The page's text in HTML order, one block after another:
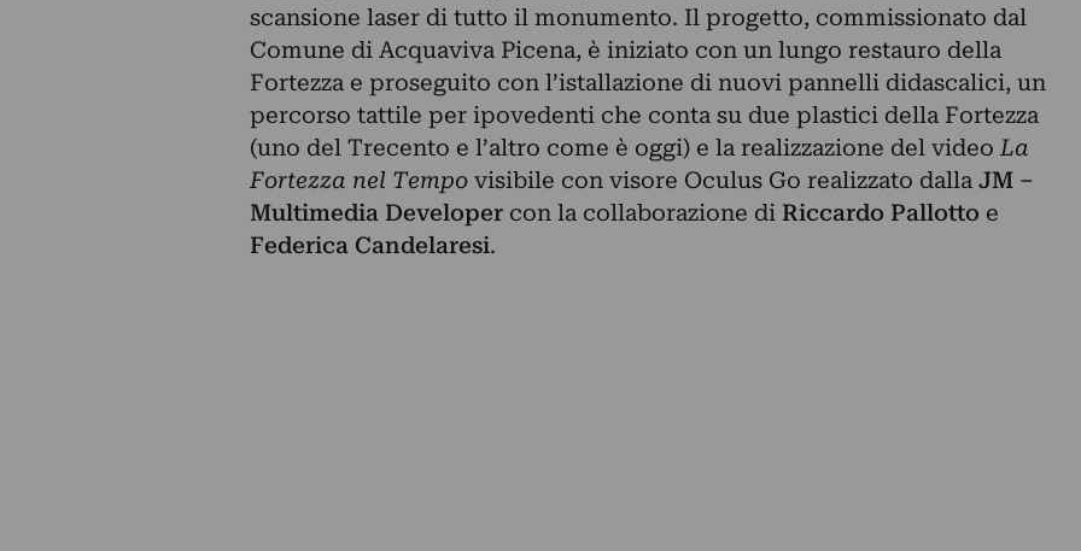
scansione laser di tutto il monumento. Il progetto, commissionato dal
Comune di Acquaviva Picena, è iniziato con un lungo restauro della
Fortezza e proseguito con l’istallazione di nuovi pannelli didascalici, un
percorso tattile per ipovedenti che conta su due plastici della Fortezza
(uno del Trecento e l’altro come è oggi) e la realizzazione del video La
Fortezza nel Tempovisibile con visore Oculus Go realizzato dalla JM –
Multimedia Developercon la collaborazione di Riccardo Pallotto e
Federica Candelaresi.